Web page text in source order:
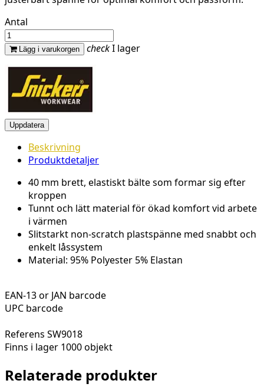
Antal
Lägg i varukorgen checkI lager
Beskrivning
Produktdetaljer
40 mm brett, elastiskt bälte som formar sig efter
kroppen
Tunnt och lätt material för ökad komfort vid arbete
i värmen
Slitstarkt non-scratch plastspänne med snabbt och
enkelt låssystem
Material: 95% Polyester 5% Elastan
EAN-13 or JAN barcode
UPC barcode
Referens SW9018
Finns i lager 1000 objekt
Relaterade produkter